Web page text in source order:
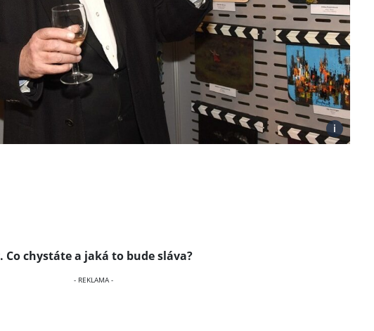
i
chystáte a jaká to bude sláva?